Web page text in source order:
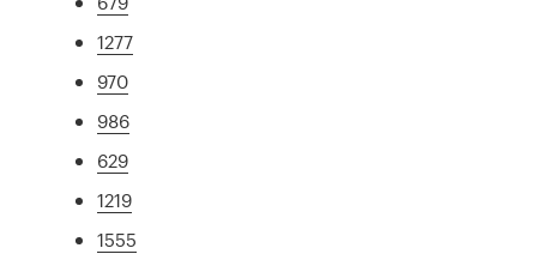
1277
970
986
629
1219
1555